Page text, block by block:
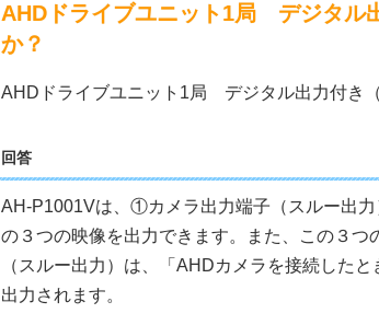
AHDドライブユニット1局 デジタル
か？
AHDドライブユニット1局 デジタル出力付き
回答
AH-P1001Vは、①カメラ出力端子（スルー出
の３つの映像を出力できます。また、この３
（スルー出力）は、「AHDカメラを接続した
出力されます。